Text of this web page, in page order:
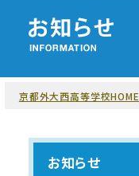
京都外大西高等学校HOME
お知らせ